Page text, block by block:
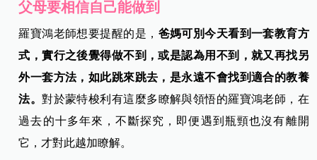
父母要相信自己能做到
羅寶鴻老師想要提醒的是， 爸媽可別今天看到一套教育方
式，實行之後覺得做不到，或是認為用不到，就又再找另
外一套方法，如此跳來跳去，是永遠不會找到適合的教養
法。對於蒙特梭利有這麼多瞭解與領悟的羅寶鴻老師，在
過去的十多年來，不斷探究，即便遇到瓶頸也沒有離開
它，才對此越加瞭解。